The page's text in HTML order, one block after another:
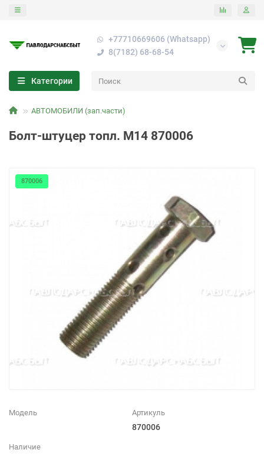
+77710669606 (Whatsapp)
8(7182) 68-68-54
Категории
АВТОМОБИЛИ (зап.части)
Болт-штуцер топл. М14 870006
870006
Модель Артикуль
870006
Наличие